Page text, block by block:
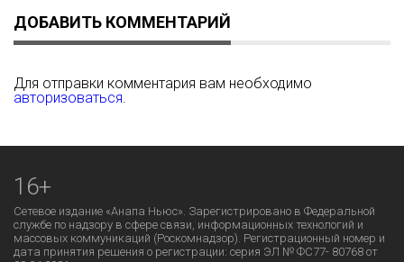
ДОБАВИТЬ КОММЕНТАРИЙ
Для отправки комментария вам необходимо
авторизоваться.
16+
Сетевое издание «Анапа Ньюс». Зарегистрировано в Федеральной
службе по надзору в сфере связи, информационных технологий и
массовых коммуникаций (Роскомнадзор). Регистрационный номер и
дата принятия решения о регистрации: серия ЭЛ № ФС77- 80768 от